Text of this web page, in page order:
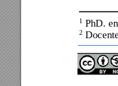
1 PhD.
2